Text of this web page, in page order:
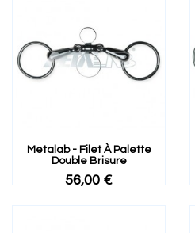
Metalab - Filet À Palette
Double Brisure
56,00 €